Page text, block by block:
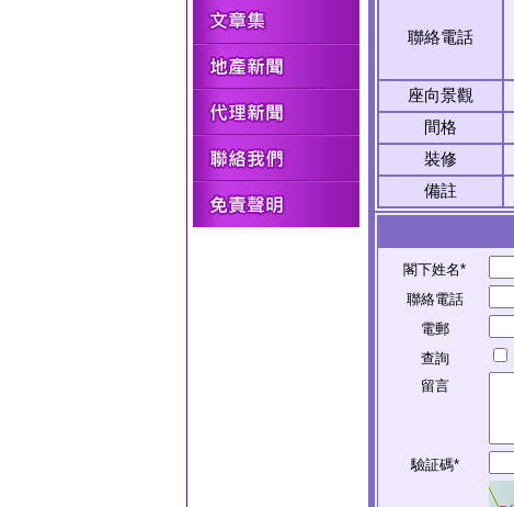
聯絡電話
座向景觀
間格
裝修
備註
閣下姓名*
聯絡電話
電郵
查詢
留言
驗証碼*